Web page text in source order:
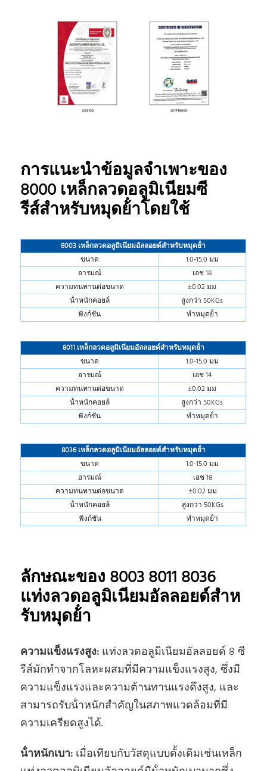
การแนะนําข้อมูลจําเพาะของ
8000 เหล็กลวดอลูมิเนียมซี
รีส์สําหรับหมุดย้ําโดยใช้
8003 เหล็กลวดอลูมิเนียมอัลลอยด์สําหรับหมุดย้ํา
ขนาด
1.0-15.0 มม
อารมณ์
เอช 18
ความทนทานต่อขนาด
±0.02 มม
น้ําหนักคอยล์
สูงกว่า 50KGs
ฟังก์ชัน
ทําหมุดย้ํา
8011 เหล็กลวดอลูมิเนียมอัลลอยด์สําหรับหมุดย้ํา
ขนาด
1.0-15.0 มม
อารมณ์
เอช 14
ความทนทานต่อขนาด
±0.02 มม
น้ําหนักคอยล์
สูงกว่า 50KGs
ฟังก์ชัน
ทําหมุดย้ํา
8036 เหล็กลวดอลูมิเนียมอัลลอยด์สําหรับหมุดย้ํา
ขนาด
1.0-15.0 มม
อารมณ์
เอช 18
ความทนทานต่อขนาด
±0.02 มม
น้ําหนักคอยล์
สูงกว่า 50KGs
ฟังก์ชัน
ทําหมุดย้ํา
ลักษณะของ 8003 8011 8036
แท่งลวดอลูมิเนียมอัลลอยด์สําห
รับหมุดย้ํา
ความแข็งแรงสูง: แท่งลวดอลูมิเนียมอัลลอยด์ 8 ซี
รีส์มักทําจากโลหะผสมที่มีความแข็งแรงสูง, ซึ่งมี
ความแข็งแรงและความต้านทานแรงดึงสูง, และ
สามารถรับน้ําหนักสําคัญในสภาพแวดล้อมที่มี
ความเครียดสูงได้.
น้ําหนักเบา: เมื่อเทียบกับวัสดุแบบดั้งเดิมเช่นเหล็ก